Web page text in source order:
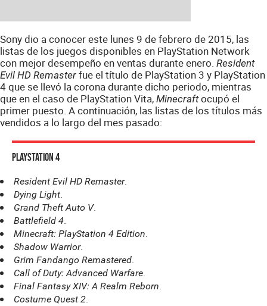
Sony dio a conocer este lunes 9 de febrero de 2015, las
listas de los juegos disponibles en PlayStation Network
con mejor desempeño en ventas durante enero. Resident
Evil HD Remaster fue el título de PlayStation 3 y PlayStation
4 que se llevó la corona durante dicho periodo, mientras
que en el caso de PlayStation Vita, Minecraftocupó el
primer puesto. A continuación, las listas de los títulos más
vendidos a lo largo del mes pasado:
PlayStation 4
Resident Evil HD Remaster.
Dying Light.
Grand Theft Auto V.
Battlefield 4.
Minecraft: PlayStation 4 Edition.
Shadow Warrior.
Grim Fandango Remastered.
Call of Duty: Advanced Warfare.
Final Fantasy XIV: A Realm Reborn.
Costume Quest 2.